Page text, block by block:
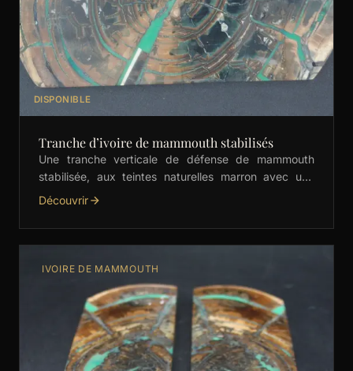
DISPONIBLE
Tranche d’ivoire de mammouth stabilisés
Une tranche verticale de défense de mammouth
stabilisée, aux teintes naturelles marron avec une
subtile incrustation de vert. Parfaite pour les
Découvrir
IVOIRE DE MAMMOUTH